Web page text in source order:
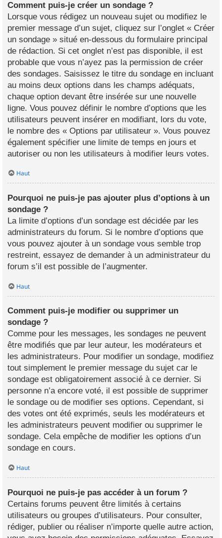
Comment puis-je créer un sondage ?
Lorsque vous rédigez un nouveau sujet ou modifiez le
premier message d’un sujet, cliquez sur l’onglet « Créer
un sondage » situé en-dessous du formulaire principal
de rédaction. Si cet onglet n’est pas disponible, il est
probable que vous n’ayez pas la permission de créer
des sondages. Saisissez le titre du sondage en incluant
au moins deux options dans les champs adéquats,
chaque option devant être insérée sur une nouvelle
ligne. Vous pouvez définir le nombre d’options que les
utilisateurs peuvent insérer en modifiant, lors du vote,
le nombre des « Options par utilisateur ». Vous pouvez
également spécifier une limite de temps en jours et
autoriser ou non les utilisateurs à modifier leurs votes.
Haut
Pourquoi ne puis-je pas ajouter plus d’options à un
sondage ?
La limite d’options d’un sondage est décidée par les
administrateurs du forum. Si le nombre d’options que
vous pouvez ajouter à un sondage vous semble trop
restreint, essayez de demander à un administrateur du
forum s’il est possible de l’augmenter.
Haut
Comment puis-je modifier ou supprimer un
sondage ?
Comme pour les messages, les sondages ne peuvent
être modifiés que par leur auteur, les modérateurs et
les administrateurs. Pour modifier un sondage, modifiez
tout simplement le premier message du sujet car le
sondage est obligatoirement associé à ce dernier. Si
personne n’a encore voté, il est possible de supprimer
le sondage ou de modifier ses options. Cependant, si
des votes ont été exprimés, seuls les modérateurs et
les administrateurs peuvent modifier ou supprimer le
sondage. Cela empêche de modifier les options d’un
sondage en cours.
Haut
Pourquoi ne puis-je pas accéder à un forum ?
Certains forums peuvent être limités à certains
utilisateurs ou groupes d’utilisateurs. Pour consulter,
rédiger, publier ou réaliser n’importe quelle autre action,